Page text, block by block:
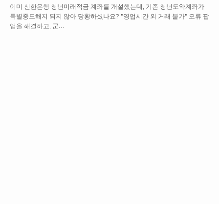
이미 신한은행 청년미래적금 계좌를 개설했는데, 기존 청년도약계좌가
특별중도해지 되지 않아 당황하셨나요? "영업시간 외 거래 불가" 오류 팝
업을 해결하고, 군…